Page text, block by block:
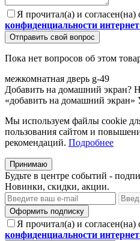
Я прочитал(а) и согласен(на)
конфиденциальности
Отправить свой вопрос
Пока нет вопросов об этом
межкомнатная дверь g-49
Добавить на домашний экран?
«добавить на домашний экран»
Мы используем файлы cookie
пользования сайтом и
рекомендаций. Подробнее
Принимаю
Будьте в центре событий -
Новинки, скидки, акции.
Оформить подписку
Я прочитал(а) и согласен(на)
конфиденциальности